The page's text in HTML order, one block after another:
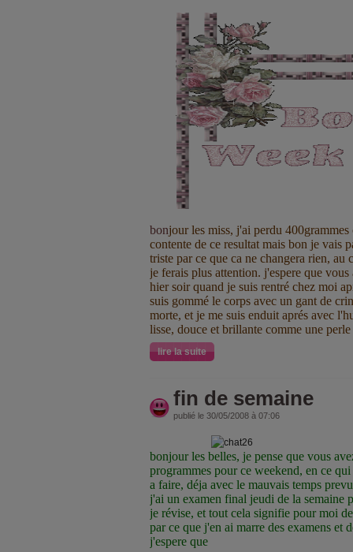
bonjour les miss, j'ai perdu 400grammes
contente de ce resultat mais bon je vais
triste par ce que ca ne changera rien, au
je ferais plus attention. j'espere que
hier soir quand je suis rentré chez moi
suis gommé le corps avec un gant de
morte, et je me suis enduit aprés avec
lisse, douce et brillante comme une perle
lire la suite
fin de semaine
publié le 30/05/2008 à 07:06
bonjour les belles, je pense que vous
programmes pour ce weekend, en ce
a faire, déja avec le mauvais temps
j'ai un examen final jeudi de la semaine
je révise, et tout cela signifie pour moi
par ce que j'en ai marre des examens et
j'espere que